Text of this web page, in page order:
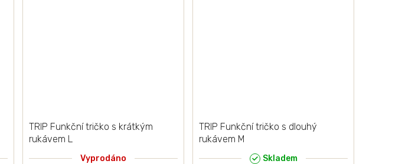
TRIP Funkční tričko s krátkým
rukávem L
Vyprodáno
TRIP Funkční tričko s dlouhý
rukávem M
Skladem